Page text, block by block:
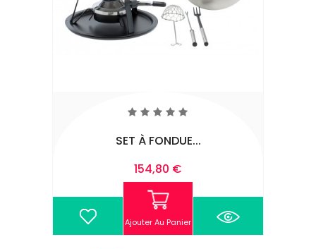
SET À FONDUE...
154,80 €
Ajouter Au Panier